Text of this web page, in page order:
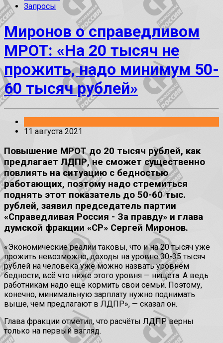
Запросы
Миронов о справедливом
МРОТ: «На 20 тысяч не
прожить, надо минимум 50-
60 тысяч рублей»
11 августа 2021
Повышение МРОТ до 20 тысяч рублей, как
предлагает ЛДПР, не сможет существенно
повлиять на ситуацию с бедностью
работающих, поэтому надо стремиться
поднять этот показатель до 50-60 тыс.
рублей, заявил председатель партии
«Справедливая Россия - За правду» и глава
думской фракции «СР» Сергей Миронов.
«Экономические реалии таковы, что и на 20 тысяч уже
прожить невозможно, доходы на уровне 30-35 тысяч
рублей на человека уже можно назвать уровнем
бедности, всё что ниже этого уровня — нищета. А ведь
работникам надо еще кормить свои семьи. Поэтому,
конечно, минимальную зарплату нужно поднимать
выше, чем предлагают в ЛДПР», — сказал он.
Глава фракции отметил, что расчёты ЛДПР верны
только на первый взгляд.